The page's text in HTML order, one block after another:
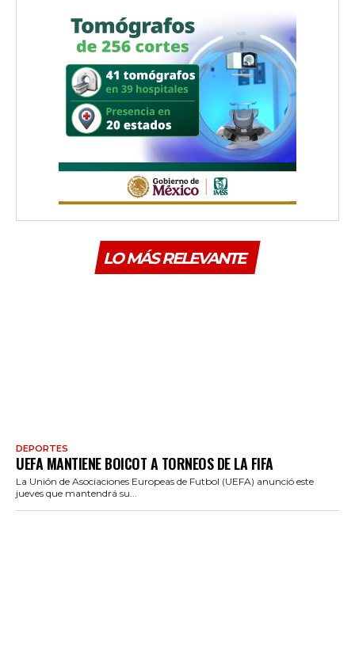
LO MÁS RELEVANTE
DEPORTES
UEFA MANTIENE BOICOT A TORNEOS DE LA FIFA
La Unión de Asociaciones Europeas de Futbol (UEFA) anunció este
jueves que mantendrá su...